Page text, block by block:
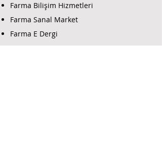
Farma Bilişim Hizmetleri
Farma Sanal Market
Farma E Dergi